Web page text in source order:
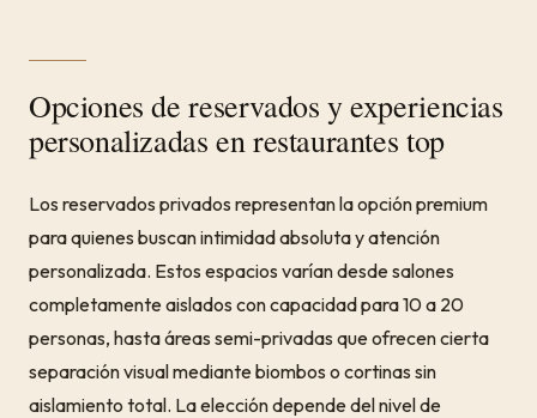
Opciones de reservados y experiencias
personalizadas en restaurantes top
Los reservados privados representan la opción premium
para quienes buscan intimidad absoluta y atención
personalizada. Estos espacios varían desde salones
completamente aislados con capacidad para 10 a 20
personas, hasta áreas semi-privadas que ofrecen cierta
separación visual mediante biombos o cortinas sin
aislamiento total. La elección depende del nivel de